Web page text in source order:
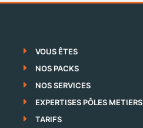
VOUS ÊTES
NOS PACKS
NOS SERVICES
EXPERTISES PÔLES METIERS
TARIFS